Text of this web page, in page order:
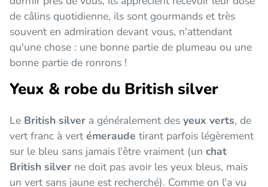
de câlins quotidienne, ils sont gourmands et très
souvent en admiration devant vous, n'attendant
qu'une chose : une bonne partie de plumeau ou une
bonne partie de ronrons !
Yeux & robe du British silver
Le British silver a généralement des yeux verts, de
vert franc à vertémeraude tirant parfois légèrement
sur le bleu sans jamais l'être vraiment (un chat
British silver ne doit pas avoir les yeux bleus, mais
un vert sans jaune est recherché). Comme on l'a vu